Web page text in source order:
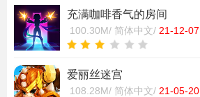
充满咖啡香气的房间
100.30M/ 简体中文/ 21-12-07
爱丽丝迷宫
108.28M/ 简体中文/ 21-05-20